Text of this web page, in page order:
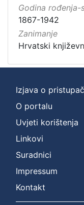
Godina rođenja-
1867-1942
Zanimanje
Hrvatski
Izjava o
O portalu
Uvjeti korištenja
Linkovi
Suradnici
Impressum
Kontakt